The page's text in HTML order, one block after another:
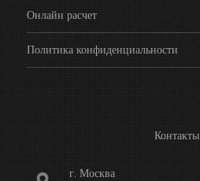
Онлайн расчет
Политика конфиденциальности
Контакты
г. Москва